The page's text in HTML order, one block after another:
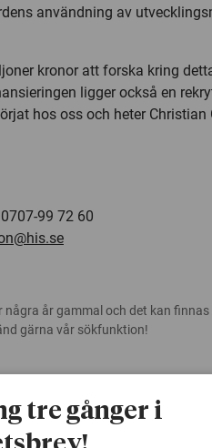
användning av
kronor att forska kring
ligger också en
hos oss och heter Christian
99 72 60
några år gammal och det kan
gärna vår sökfunktion!
tre gånger i